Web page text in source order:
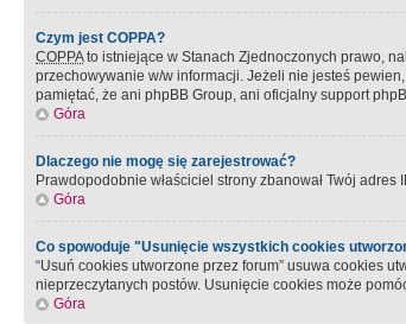
Czym jest COPPA?
COPPAto istniejące w Stanach Zjednoczonych prawo,
przechowywanie w/w informacji. Jeżeli nie jesteś
pamiętać, że ani phpBB Group, ani oficjalny support
Góra
Dlaczego nie mogę się zarejestrować?
Prawdopodobnie właściciel strony zbanował Twój
Góra
Co spowoduje "Usunięcie wszystkich cookies
“Usuń cookies utworzone przez forum” usuwa cookies
nieprzeczytanych postów. Usunięcie cookies może
Góra